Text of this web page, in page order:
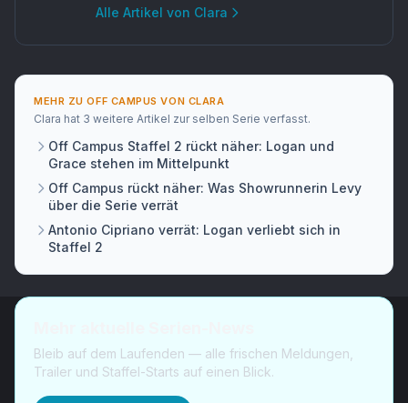
Alle Artikel von Clara
MEHR ZUOFF CAMPUS VON CLARA
Clara hat 3 weitere Artikel zur selben Serie verfasst.
Off Campus Staffel 2 rückt näher: Logan und
Grace stehen im Mittelpunkt
Off Campus rückt näher: Was Showrunnerin Levy
über die Serie verrät
Antonio Cipriano verrät: Logan verliebt sich in
Staffel 2
Bleib auf dem Laufenden — alle frischen Meldungen,
Trailer und Staffel-Starts auf einen Blick.